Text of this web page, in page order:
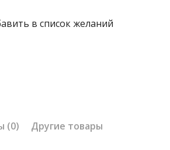
в список желаний
(0) Другие товары